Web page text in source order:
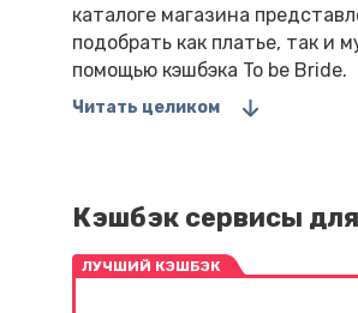
каталоге магазина
подобрать как платье, так и
помощью кэшбэка To be Bride.
Читать целиком
Кэшбэк сервисы
ЛУЧШИЙ КЭШБЭК